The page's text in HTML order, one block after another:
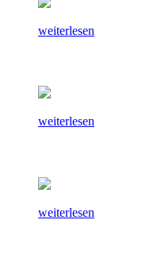
weiterlesen
weiterlesen
weiterlesen